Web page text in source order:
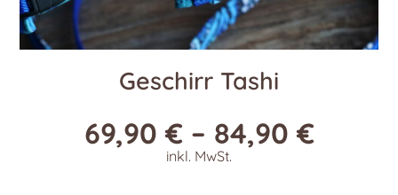
Geschirr Tashi
69,90€ – 84,90€
inkl. MwSt.